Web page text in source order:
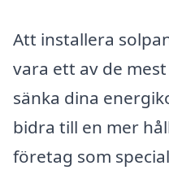
Att installera
vara ett av de
sänka dina
bidra till en mer
företag som